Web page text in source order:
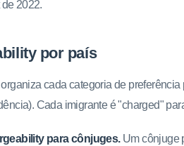
de 2022.
por país
cada categoria de
Cada imigrante é "charged"
para cônjuges.Um cônjuge